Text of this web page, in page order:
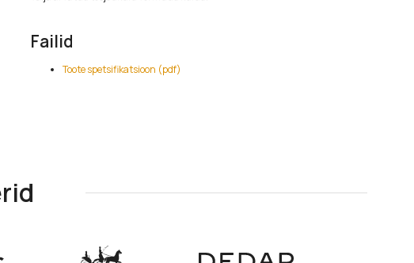
Failid
Toote spetsifikatsioon (pdf)